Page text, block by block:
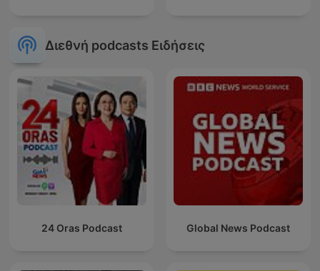
Διεθνή podcasts Ειδήσεις
24 Oras Podcast Global News Podcast